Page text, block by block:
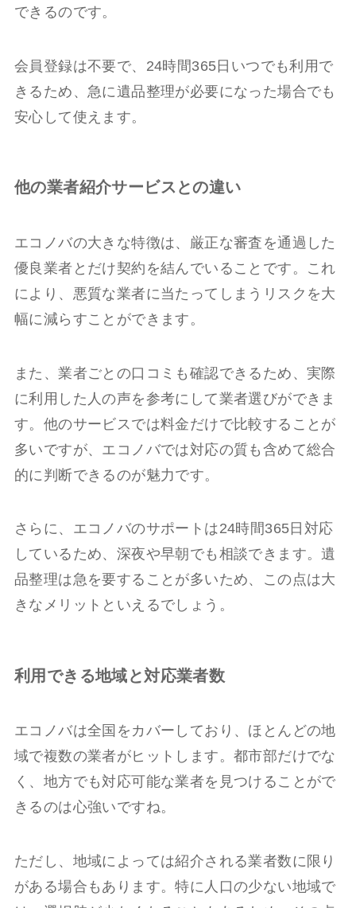
できるのです。
会員登録は不要で、24時間365日いつでも利用で
きるため、急に遺品整理が必要になった場合でも
安心して使えます。
他の業者紹介サービスとの違い
エコノバの大きな特徴は、厳正な審査を通過した
優良業者とだけ契約を結んでいることです。これ
により、悪質な業者に当たってしまうリスクを大
幅に減らすことができます。
また、業者ごとの口コミも確認できるため、実際
に利用した人の声を参考にして業者選びができま
す。他のサービスでは料金だけで比較することが
多いですが、エコノバでは対応の質も含めて総合
的に判断できるのが魅力です。
さらに、エコノバのサポートは24時間365日対応
しているため、深夜や早朝でも相談できます。遺
品整理は急を要することが多いため、この点は大
きなメリットといえるでしょう。
利用できる地域と対応業者数
エコノバは全国をカバーしており、ほとんどの地
域で複数の業者がヒットします。都市部だけでな
く、地方でも対応可能な業者を見つけることがで
きるのは心強いですね。
ただし、地域によっては紹介される業者数に限り
がある場合もあります。特に人口の少ない地域で